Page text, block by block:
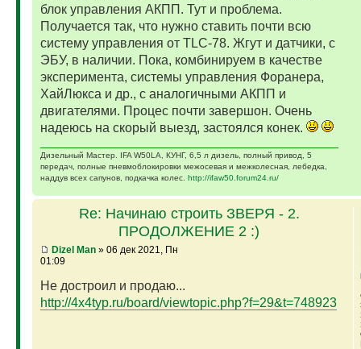
блок управления АКПП. Тут и проблема.
Получается так, что нужно ставить почти всю
систему управления от TLC-78. Жгут и датчики, с
ЭБУ, в наличии. Пока, комбинируем в качестве
эксперимента, системы управления Форанера,
ХайЛюкса и др., с аналогичными АКПП и
двигателями. Процес почти завершон. Очень
надеюсь на скорый выезд, застоялся конек.
Дизельный Мастер. IFA W50LA, КУНГ, 6,5 л дизель, полный привод, 5
передач, полные пневмоблокировки межосевая и межколесная, лебедка,
наддув всех сапунов, подкачка колес. http://ifaw50.forum24.ru/
Re: Начинаю строить ЗВЕРЯ - 2.
ПРОДОЛЖЕНИЕ 2 :)
Dizel Man» 06 дек 2021, Пн
01:09
Не достроил и продаю...
http://4x4typ.ru/board/viewtopic.php?f=29&t=748923